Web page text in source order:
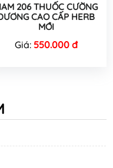
206 THUỐC CƯỜNG
CAO CẤP HERB
MỚI
Giá: 550.000 đ